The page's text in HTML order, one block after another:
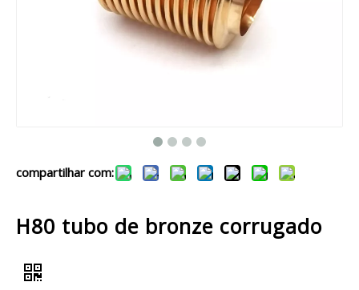
compartilhar com:
H80 tubo de bronze corrugado